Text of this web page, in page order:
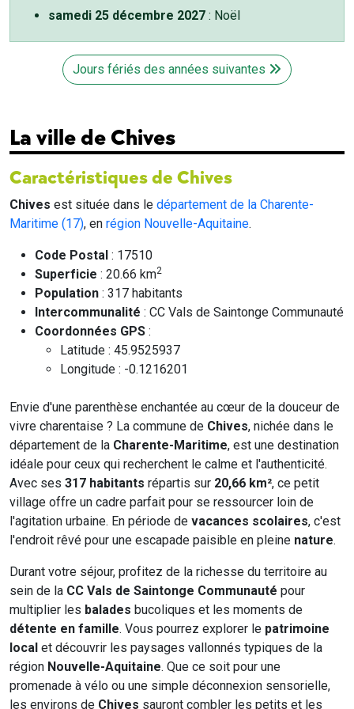
samedi 25 décembre 2027 : Noël
Jours fériés des années suivantes
La ville de Chives
Caractéristiques de Chives
Chives est située dans le département de la Charente-
Maritime (17), en région Nouvelle-Aquitaine.
Code Postal : 17510
Superficie : 20.66 km2
Population : 317 habitants
Intercommunalité : CC Vals de Saintonge Communauté
Coordonnées GPS :
Latitude : 45.9525937
Longitude : -0.1216201
Envie d'une parenthèse enchantée au cœur de la douceur de
vivre charentaise ? La commune de Chives, nichée dans le
département de la Charente-Maritime, est une destination
idéale pour ceux qui recherchent le calme et l'authenticité.
Avec ses 317 habitants répartis sur 20,66 km², ce petit
village offre un cadre parfait pour se ressourcer loin de
l'agitation urbaine. En période de vacances scolaires, c'est
l'endroit rêvé pour une escapade paisible en pleine nature.
Durant votre séjour, profitez de la richesse du territoire au
sein de la CC Vals de Saintonge Communauté pour
multiplier les balades bucoliques et les moments de
détente en famille. Vous pourrez explorer le patrimoine
local et découvrir les paysages vallonnés typiques de la
région Nouvelle-Aquitaine. Que ce soit pour une
promenade à vélo ou une simple déconnexion sensorielle,
les environs de Chives sauront combler les petits et les